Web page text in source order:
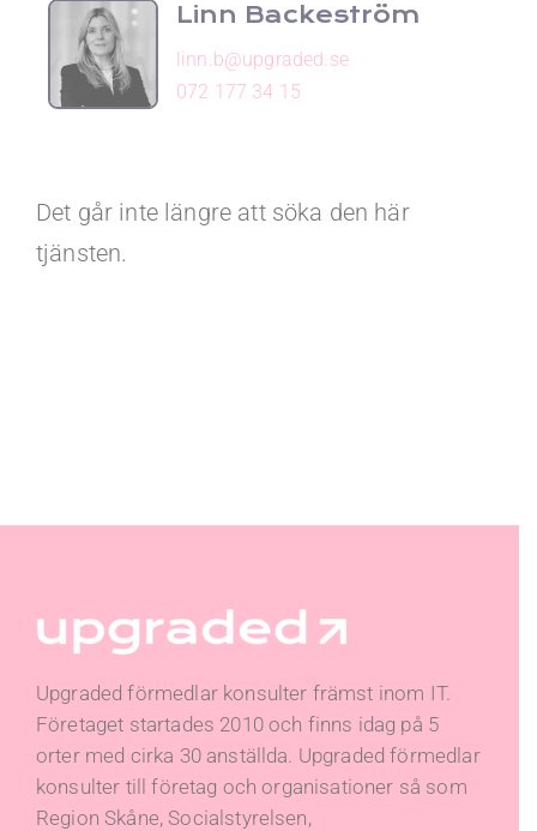
Linn Backeström
linn.b@upgraded.se
072 177 34 15
Det går inte längre att söka den här
tjänsten.
Upgraded förmedlar konsulter främst inom IT.
Företaget startades 2010 och finns idag på 5
orter med cirka 30 anställda. Upgraded förmedlar
konsulter till företag och organisationer så som
Region Skåne, Socialstyrelsen,